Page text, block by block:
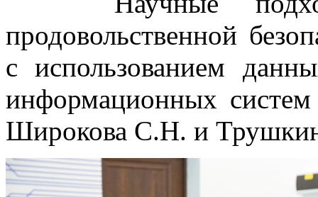
продовольственной
с использованием
информационных
Широкова С.Н. и